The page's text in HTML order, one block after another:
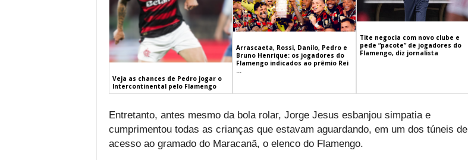
Veja as chances de Pedro jogar o
Intercontinental pelo Flamengo
Arrascaeta, Rossi, Danilo, Pedro e
Bruno Henrique: os jogadores do
Flamengo indicados ao prêmio Rei
...
Tite negocia com novo clube e
pede “pacote” de jogadores do
Flamengo, diz jornalista
Entretanto, antes mesmo da bola rolar, Jorge Jesus esbanjou simpatia e
cumprimentou todas as crianças que estavam aguardando, em um dos túneis de
acesso ao gramado do Maracanã, o elenco do Flamengo.